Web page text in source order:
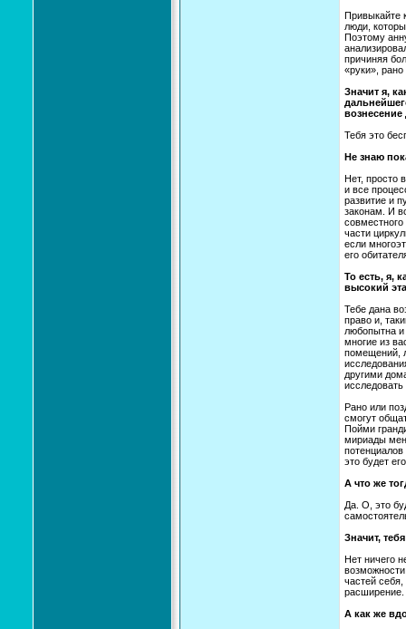
Привыкайте
люди,
Поэтому
причиняя
«руки»,
Значит я,
Тебя это
Не знаю
Нет, просто
и все
развитие и
законам. И
части
если
его
То есть, я,
высокий
Тебе дана
право и,
любопытна и
многие из
помещений,
другими
Рано или
смогут
Пойми
мириады
это будет
А что же
Да. О, это
Значит,
Нет ничего
частей
расширение.
А как же